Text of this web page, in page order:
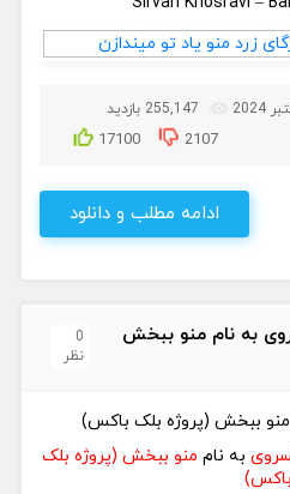
255,147 بازدید
17100 2107
ادامه مطلب و دانلود
به نام منو ببخش
0
نظر
ببخش (پروژه بلک باکس)
به نام منو ببخش (پروژه بلک
باکس)